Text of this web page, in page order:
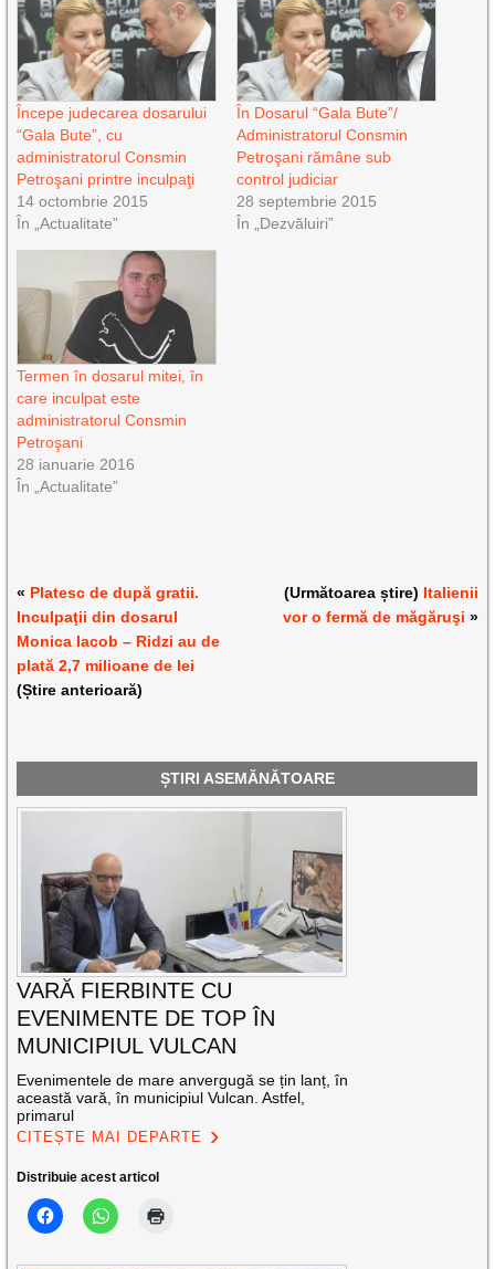
Începe judecarea dosarului
“Gala Bute”, cu
administratorul Consmin
Petroşani printre inculpaţi
14 octombrie 2015
În „Actualitate”
În Dosarul “Gala Bute”/
Administratorul Consmin
Petroşani rămâne sub
control judiciar
28 septembrie 2015
În „Dezvăluiri”
Termen în dosarul mitei, în
care inculpat este
administratorul Consmin
Petroşani
28 ianuarie 2016
În „Actualitate”
« Platesc de după gratii.
Inculpaţii din dosarul
Monica Iacob – Ridzi au de
plată 2,7 milioane de lei
(Știre anterioară)
(Următoarea știre) Italienii
vor o fermă de măgăruşi »
ȘTIRI ASEMĂNĂTOARE
VARĂ FIERBINTE CU
EVENIMENTE DE TOP ÎN
MUNICIPIUL VULCAN
Evenimentele de mare anvergugă se țin lanț, în
această vară, în municipiul Vulcan. Astfel,
primarul
CITEȘTE MAI DEPARTE
Distribuie acest articol